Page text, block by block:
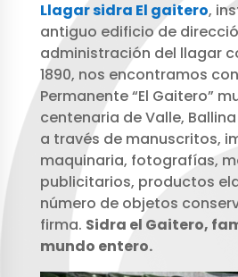
Llagar sidra El gaitero,
antiguo edificio de
administración del llagar
1890, nos encontramos
Permanente “El Gaitero”
centenaria de Valle, Ballina
a través de manuscritos,
maquinaria, fotografías,
publicitarios, productos
número de objetos
firma. Sidra el Gaitero,
mundo entero.